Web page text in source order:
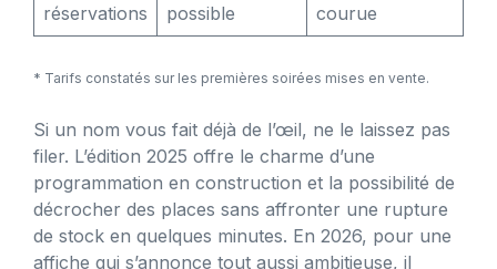
réservations possible courue
* Tarifs constatés sur les premières soirées mises en vente.
Si un nom vous fait déjà de l’œil, ne le laissez pas
filer. L’édition 2025 offre le charme d’une
programmation en construction et la possibilité de
décrocher des places sans affronter une rupture
de stock en quelques minutes. En 2026, pour une
affiche qui s’annonce tout aussi ambitieuse, il